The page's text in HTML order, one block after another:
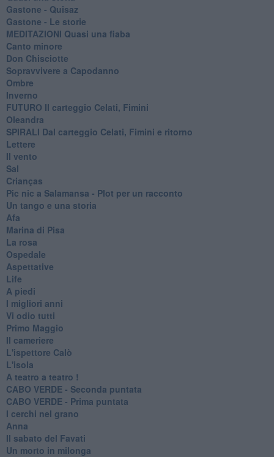
Gastone - Quisaz
Gastone - Le storie
MEDITAZIONI Quasi una fiaba
Canto minore
Don Chisciotte
Sopravvivere a Capodanno
Ombre
Inverno
FUTURO Il carteggio Celati, Fimini
Oleandra
SPIRALI Dal carteggio Celati, Fimini e ritorno
Lettere
Il vento
Sal
Crianças
Pic nic a Salamansa - Plot per un racconto
Un tango e una storia
Afa
Marina di Pisa
La rosa
Ospedale
Aspettative
Life
A piedi
I migliori anni
Vi odio tutti
Primo Maggio
Il cameriere
L'ispettore Calò
L'isola
A teatro a teatro !
CABO VERDE - Seconda puntata
CABO VERDE - Prima puntata
I cerchi nel grano
Anna
Il sabato del Favati
Un morto in milonga